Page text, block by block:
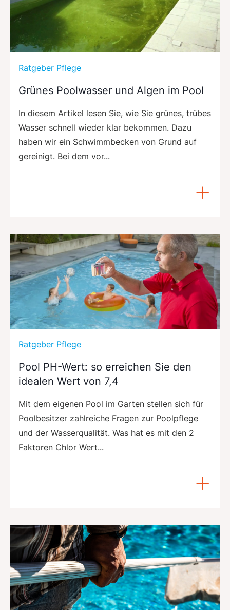
Ratgeber Pflege
Grünes Poolwasser und Algen im Pool
In diesem Artikel lesen Sie, wie Sie grünes, trübes
Wasser schnell wieder klar bekommen. Dazu
haben wir ein Schwimmbecken von Grund auf
gereinigt. Bei dem vor...
Ratgeber Pflege
Pool PH-Wert: so erreichen Sie den
idealen Wert von 7,4
Mit dem eigenen Pool im Garten stellen sich für
Poolbesitzer zahlreiche Fragen zur Poolpflege
und der Wasserqualität. Was hat es mit den 2
Faktoren Chlor Wert...